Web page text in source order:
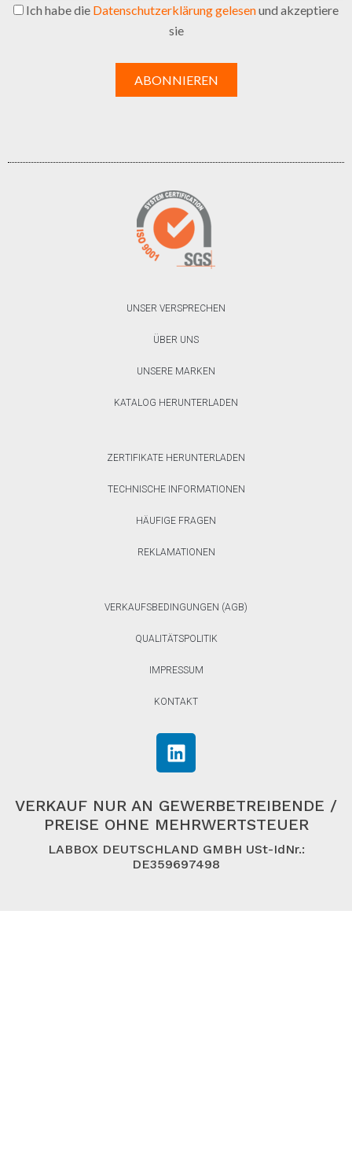
Ich habe die Datenschutzerklärung gelesenund akzeptiere
sie
UNSER VERSPRECHEN
ÜBER UNS
UNSERE MARKEN
KATALOG HERUNTERLADEN
ZERTIFIKATE HERUNTERLADEN
TECHNISCHE INFORMATIONEN
HÄUFIGE FRAGEN
REKLAMATIONEN
VERKAUFSBEDINGUNGEN (AGB)
QUALITÄTSPOLITIK
IMPRESSUM
KONTAKT
VERKAUF NUR AN GEWERBETREIBENDE /
PREISE OHNE MEHRWERTSTEUER
LABBOX DEUTSCHLAND GMBH USt-IdNr.:
DE359697498